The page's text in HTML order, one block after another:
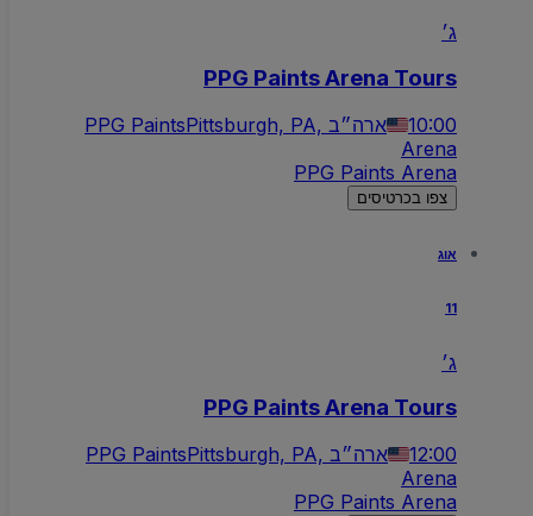
ג׳
PPG Paints Arena Tours
10:00 Pittsburgh, PA, ארה״ב
PPG Paints
Arena
PPG Paints Arena
צפו בכרטיסים
אוג
PPG Paints Arena Tours
12:00 Pittsburgh, PA, ארה״ב
PPG Paints
Arena
PPG Paints Arena